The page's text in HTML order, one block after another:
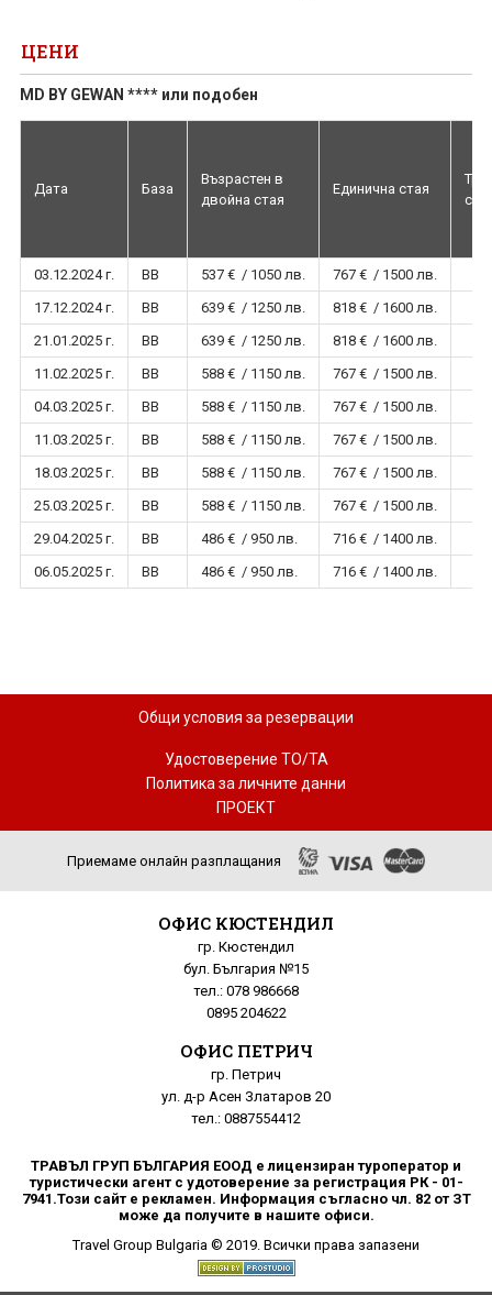
ЦЕНИ
MD BY GEWAN **** или подобен
Дата База
Възрастен в
двойна стая
Единична стая
03.12.2024 г. BB 537 € / 1050 лв.
767 € / 1500 лв.
17.12.2024 г.
BB 639 € / 1250 лв.
818 € / 1600 лв.
21.01.2025 г.
BB 639 € / 1250 лв.
818 € / 1600 лв.
11.02.2025 г.
BB 588 € / 1150 лв.
767 € / 1500 лв.
04.03.2025 г.
BB 588 € / 1150 лв.
767 € / 1500 лв.
11.03.2025 г.
BB 588 € / 1150 лв.
767 € / 1500 лв.
18.03.2025 г.
BB 588 € / 1150 лв.
767 € / 1500 лв.
25.03.2025 г.
BB 588 € / 1150 лв.
767 € / 1500 лв.
29.04.2025 г.
BB 486 € / 950 лв.
716 € / 1400 лв.
06.05.2025 г.
BB 486 € / 950 лв. 716 € / 1400 лв.
Общи условия за резервации
Удостоверение ТО/ТА
Политика за личните данни
ПРОЕКТ
Приемаме онлайн разплащания
ОФИС КЮСТЕНДИЛ
гр. Кюстендил
бул. България №15
тел.: 078 986668
0895 204622
ОФИС ПЕТРИЧ
гр. Петрич
ул. д-р Асен Златаров 20
тел.: 0887554412
ТРАВЪЛ ГРУП БЪЛГАРИЯ ЕООД е лицензиран туроператор и
туристически агент с удотоверение за регистрация РК - 01-
7941.Този сайт е рекламен. Информация съгласно чл. 82 от ЗТ
може да получите в нашите офиси.
Travel Group Bulgaria © 2019. Всички права запазени